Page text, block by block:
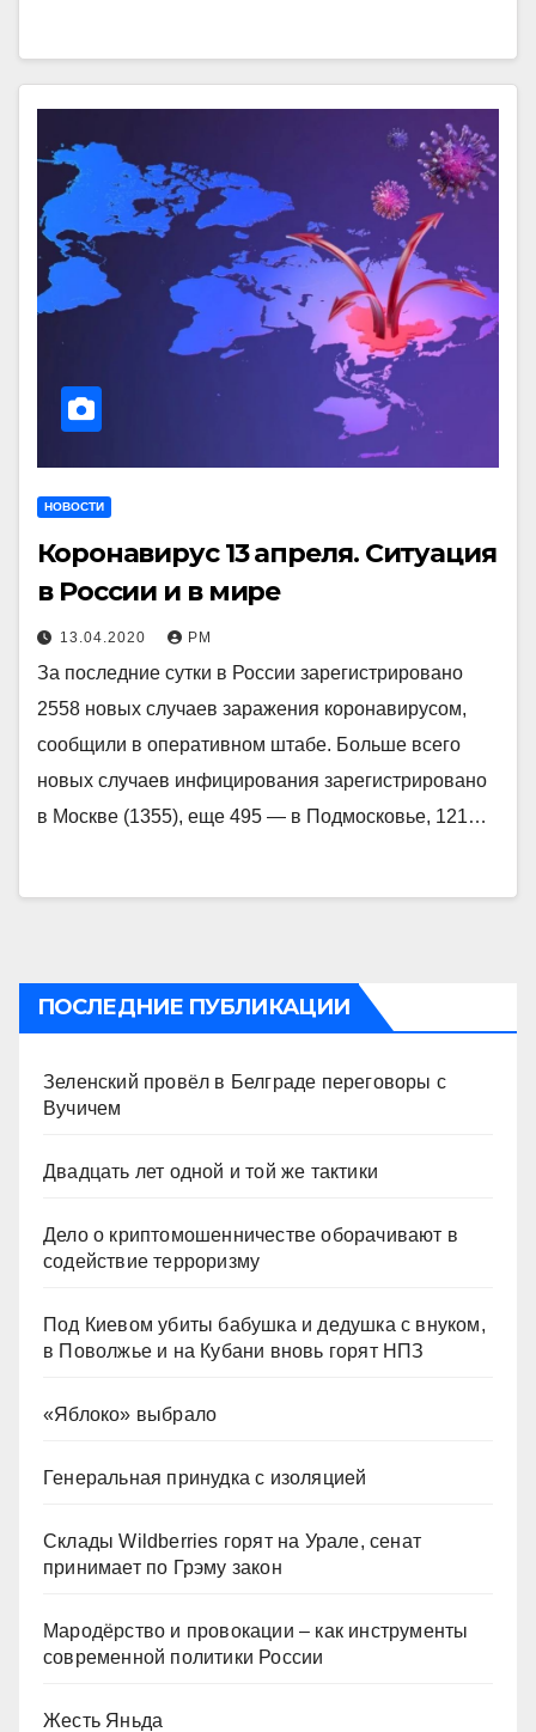
НОВОСТИ
Коронавирус 13 апреля. Ситуация
в России и в мире
13.04.2020 РМ
За последние сутки в России зарегистрировано
2558 новых случаев заражения коронавирусом,
сообщили в оперативном штабе. Больше всего
новых случаев инфицирования зарегистрировано
в Москве (1355), еще 495 — в Подмосковье, 121…
ПОСЛЕДНИЕ ПУБЛИКАЦИИ
Зеленский провёл в Белграде переговоры с
Вучичем
Двадцать лет одной и той же тактики
Дело о криптомошенничестве оборачивают в
содействие терроризму
Под Киевом убиты бабушка и дедушка с внуком,
в Поволжье и на Кубани вновь горят НПЗ
«Яблоко» выбрало
Генеральная принудка с изоляцией
Склады Wildberries горят на Урале, сенат
принимает по Грэму закон
Мародёрство и провокации – как инструменты
современной политики России
Жесть Яньда